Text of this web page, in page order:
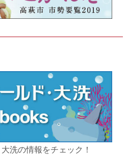
洗の情報をチェック！